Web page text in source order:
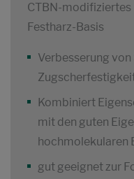
CTBN-
Festharz-Basis
Verbesserung
Kombiniert
mit den guten
hochmolekularen
gut geeignet zur